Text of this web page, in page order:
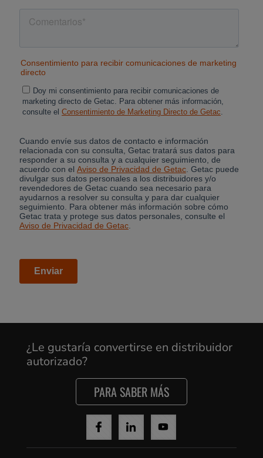
¿Le gustaría convertirse en distribuidor
autorizado?
PARA SABER MÁS